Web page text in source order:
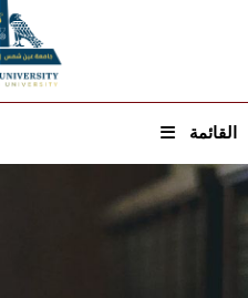
القائمة